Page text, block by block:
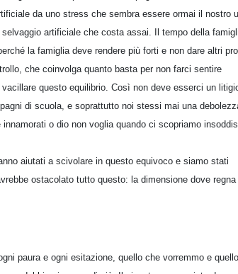
da uno stress che sembra essere ormai il nostro
artificiale che costa assai. Il tempo della
la famiglia deve rendere più forti e non dare altri
che coinvolga quanto basta per non farci sentire
questo equilibrio. Così non deve esserci un
di scuola, e soprattutto noi stessi mai una
o dio non voglia quando ci scopriamo
aiutati a scivolare in questo equivoco e siamo stati
ostacolato tutto questo: la dimensione dove regna
paura e ogni esitazione, quello che vorremmo e